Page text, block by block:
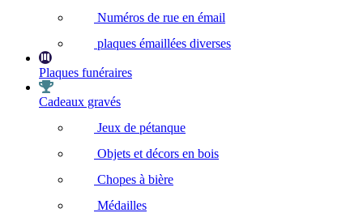
Numéros de rue en émail
plaques émaillées diverses
Plaques funéraires
Cadeaux gravés
Jeux de pétanque
Objets et décors en bois
Chopes à bière
Médailles